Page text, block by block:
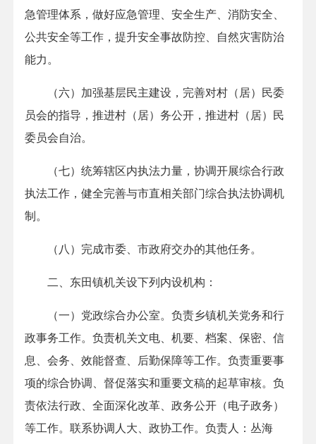
急管理体系，做好应急管理、安全生产、消防安全、
公共安全等工作，提升安全事故防控、自然灾害防治
能力。
（六）加强基层民主建设，完善对村（居）民委
员会的指导，推进村（居）务公开，推进村（居）民
委员会自治。
（七）统筹辖区内执法力量，协调开展综合行政
执法工作，健全完善与市直相关部门综合执法协调机
制。
（八）完成市委、市政府交办的其他任务。
二、东田镇机关设下列内设机构：
（一）党政综合办公室。负责乡镇机关党务和行
政事务工作。负责机关文电、机要、档案、保密、信
息、会务、效能督查、后勤保障等工作。负责重要事
项的综合协调、督促落实和重要文稿的起草审核。负
责依法行政、全面深化改革、政务公开（电子政务）
等工作。联系协调人大、政协工作。负责人：丛海